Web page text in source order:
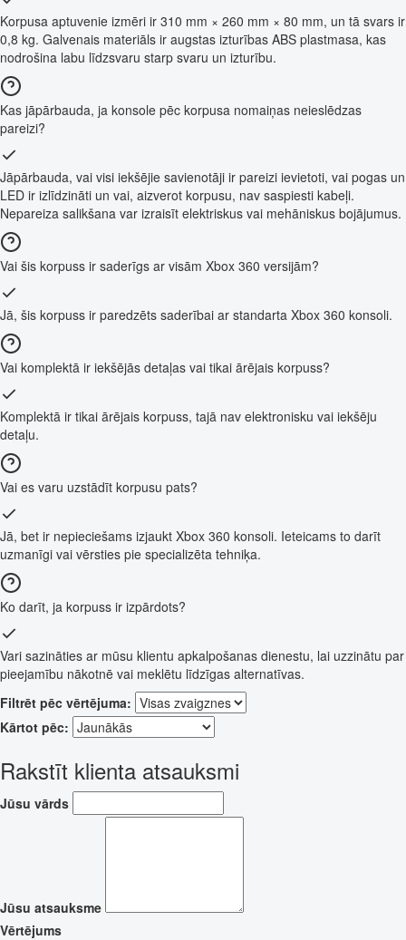
Korpusa aptuvenie izmēri ir 310 mm × 260 mm × 80 mm, un tā svars ir
0,8 kg. Galvenais materiāls ir augstas izturības ABS plastmasa, kas
nodrošina labu līdzsvaru starp svaru un izturību.
Kas jāpārbauda, ja konsole pēc korpusa nomaiņas neieslēdzas
pareizi?
Jāpārbauda, vai visi iekšējie savienotāji ir pareizi ievietoti, vai pogas un
LED ir izlīdzināti un vai, aizverot korpusu, nav saspiesti kabeļi.
Nepareiza salikšana var izraisīt elektriskus vai mehāniskus bojājumus.
Vai šis korpuss ir saderīgs ar visām Xbox 360 versijām?
Jā, šis korpuss ir paredzēts saderībai ar standarta Xbox 360 konsoli.
Vai komplektā ir iekšējās detaļas vai tikai ārējais korpuss?
Komplektā ir tikai ārējais korpuss, tajā nav elektronisku vai iekšēju
detaļu.
Vai es varu uzstādīt korpusu pats?
Jā, bet ir nepieciešams izjaukt Xbox 360 konsoli. Ieteicams to darīt
uzmanīgi vai vērsties pie specializēta tehniķa.
Ko darīt, ja korpuss ir izpārdots?
Vari sazināties ar mūsu klientu apkalpošanas dienestu, lai uzzinātu par
pieejamību nākotnē vai meklētu līdzīgas alternatīvas.
Filtrēt pēc vērtējuma:
Kārtot pēc:
Rakstīt klienta atsauksmi
Jūsu vārds
Jūsu atsauksme
Vērtējums